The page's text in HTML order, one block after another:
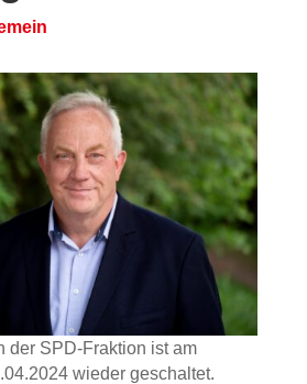
der SPD-Fraktion ist am
wieder geschaltet.